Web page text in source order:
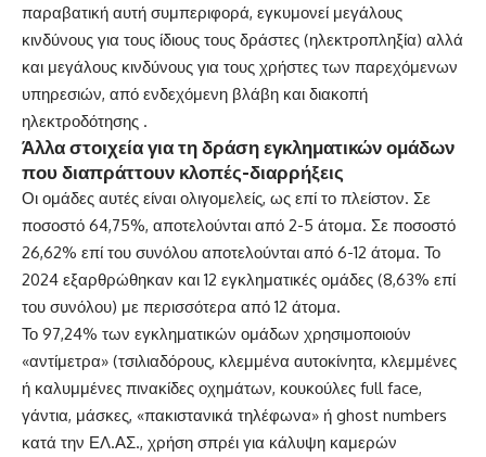
παραβατική αυτή συμπεριφορά, εγκυμονεί μεγάλους
κινδύνους για τους ίδιους τους δράστες (ηλεκτροπληξία) αλλά
και μεγάλους κινδύνους για τους χρήστες των παρεχόμενων
υπηρεσιών, από ενδεχόμενη βλάβη και διακοπή
ηλεκτροδότησης .
Άλλα στοιχεία για τη δράση εγκληματικών ομάδων
που διαπράττουν κλοπές-διαρρήξεις
Οι ομάδες αυτές είναι ολιγομελείς, ως επί το πλείστον. Σε
ποσοστό 64,75%, αποτελούνται από 2-5 άτομα. Σε ποσοστό
26,62% επί του συνόλου αποτελούνται από 6-12 άτομα. Το
2024 εξαρθρώθηκαν και 12 εγκληματικές ομάδες (8,63% επί
του συνόλου) με περισσότερα από 12 άτομα.
Το 97,24% των εγκληματικών ομάδων χρησιμοποιούν
«αντίμετρα» (τσιλιαδόρους, κλεμμένα αυτοκίνητα, κλεμμένες
ή καλυμμένες πινακίδες οχημάτων, κουκούλες full face,
γάντια, μάσκες, «πακιστανικά τηλέφωνα» ή ghost numbers
κατά την ΕΛ.ΑΣ., χρήση σπρέι για κάλυψη καμερών